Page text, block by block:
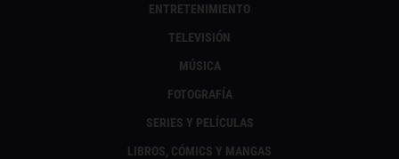
ENTRETENIMIENTO
TELEVISIÓN
MÚSICA
FOTOGRAFÍA
SERIES Y PELÍCULAS
LIBROS, CÓMICS Y MANGAS